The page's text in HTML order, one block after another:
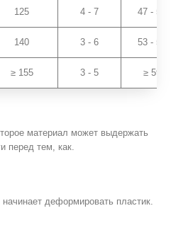
125 4 - 7 47 - 51
140 3 - 6 53 - 57
≥ 155 3 - 5 ≥ 59
материал может выдержать
перед тем, как.
деформировать пластик.